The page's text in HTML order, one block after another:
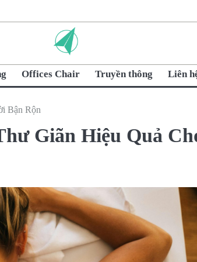
Offices Chair Truyền thông Liên
Bận Rộn
Giãn Hiệu Quả